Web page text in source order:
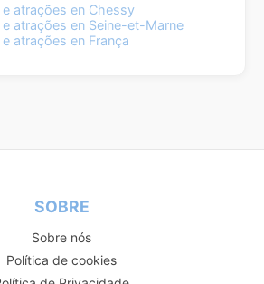
e atrações en Chessy
e atrações en Seine-et-Marne
atrações en França
SOBRE
Sobre nós
Política de cookies